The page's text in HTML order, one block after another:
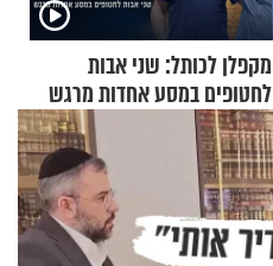
מקפלן לכותל: שני אבות
לחטופים במסע אחדות מרגש